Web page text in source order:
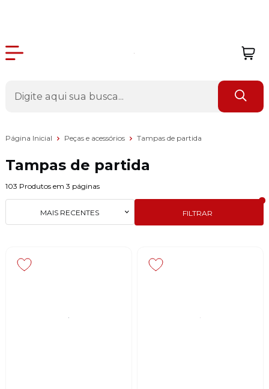
Página Inicial Peças e acessórios Tampas de partida
Tampas de partida
103 Produtos em 3 páginas
FILTRAR
MAIS RECENTES